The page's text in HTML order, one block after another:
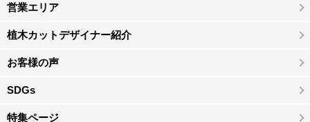
営業エリア
植木カットデザイナー紹介
お客様の声
SDGs
特集ページ